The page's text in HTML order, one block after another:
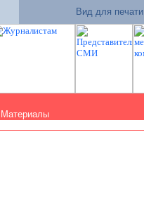
Вид для печати
Материалы